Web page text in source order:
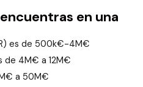
en una
es de 500k€-4M€
de 4M€ a 12M€
a 50M€